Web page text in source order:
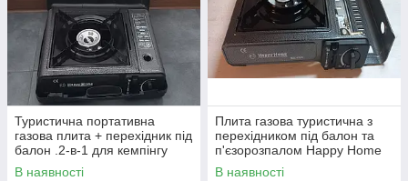
Туристична портативна
газова плита + перехідник під
балон .2-в-1 для кемпінгу
В наявності
Плита газова туристична з
перехідником під балон та
п'єзорозпалом Happy Home
BDZ-155A
В наявності